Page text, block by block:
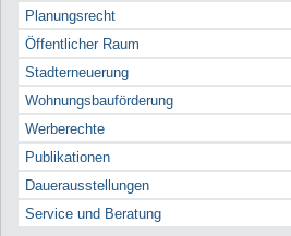
Planungsrecht
Öffentlicher Raum
Stadterneuerung
Wohnungsbauförderung
Werberechte
Publikationen
Dauerausstellungen
Service und Beratung